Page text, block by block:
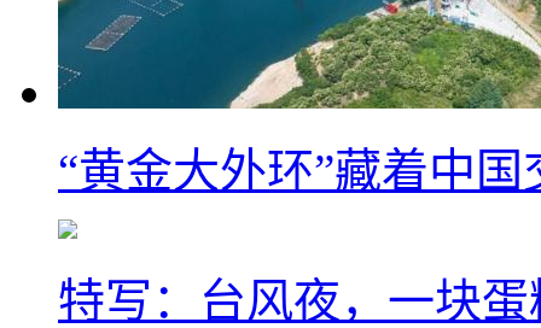
“黄金大外环”藏着中
特写：台风夜，一块